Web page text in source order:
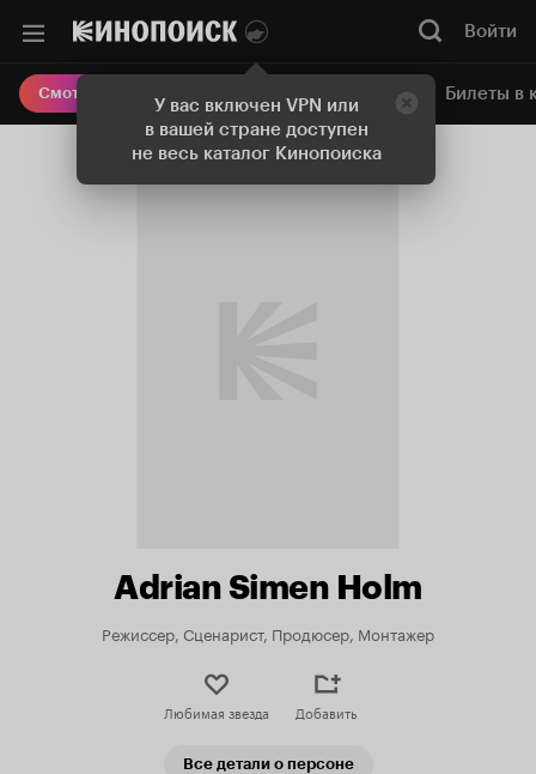
У вас включен VPN или
в вашей стране доступен
не весь каталог Кинопоиска
Войти
Смотреть кино Онлайн-кинотеатр Билеты в
Adrian Simen Holm
Режиссер, Сценарист, Продюсер, Монтажер
Любимая звезда Добавить
Все детали о персоне